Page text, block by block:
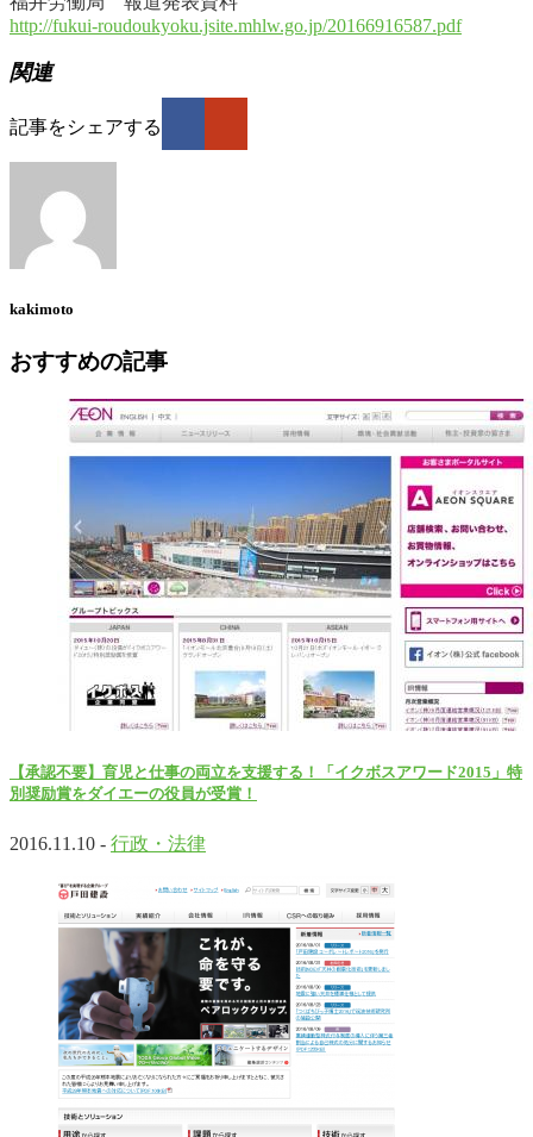
http://fukui-roudoukyoku.jsite.mhlw.go.jp/20166916587.pdf
関連
記事をシェアする
kakimoto
おすすめの記事
【承認不要】育児と仕事の両立を支援する！「イクボスアワード2015」特
別奨励賞をダイエーの役員が受賞！
2016.11.10 - 行政・法律